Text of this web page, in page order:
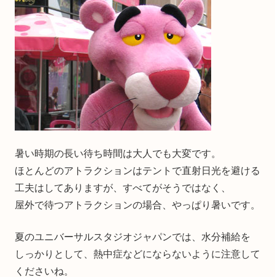
暑い時期の長い待ち時間は大人でも大変です。
ほとんどのアトラクションはテントで直射日光を避ける
工夫はしてありますが、すべてがそうではなく、
屋外で待つアトラクションの場合、やっぱり暑いです。
夏のユニバーサルスタジオジャパンでは、水分補給を
しっかりとして、熱中症などにならないように注意して
くださいね。